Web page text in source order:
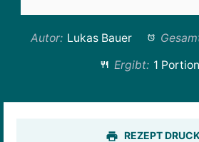
Autor: Lukas Bauer
Ergibt: 1 Portion
REZEPT